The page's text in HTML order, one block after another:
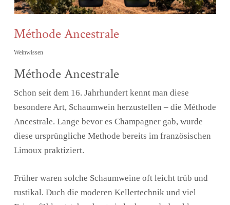
Méthode Ancestrale
Weinwissen
Méthode Ancestrale
Schon seit dem 16. Jahrhundert kennt man diese
besondere Art, Schaumwein herzustellen – die Méthode
Ancestrale. Lange bevor es Champagner gab, wurde
diese ursprüngliche Methode bereits im französischen
Limoux praktiziert.
Früher waren solche Schaumweine oft leicht trüb und
rustikal. Duch die moderen Kellertechnik und viel